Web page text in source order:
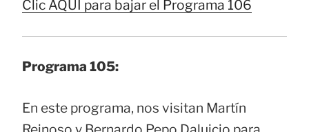
Clic AQUÍ para bajar el Programa 106
Programa 105:
En este programa, nos visitan Martín